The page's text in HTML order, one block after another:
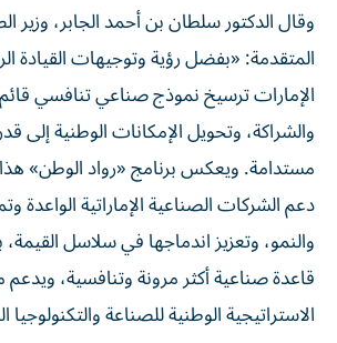
وقال الدكتور سلطان بن أحمد الجابر، وزير
المتقدمة: «بفضل رؤية وتوجيهات القيادة
الإمارات ترسيخ نموذج صناعي تنافسي
والشراكة، وتحويل الإمكانات الوطنية إلى
مستدامة. ويعكس برنامج «رواد الوطن»
دعم الشركات الصناعية الإماراتية الواعدة
والنمو، وتعزيز اندماجها في سلاسل
قاعدة صناعية أكثر مرونة وتنافسية،
الاستراتيجية الوطنية للصناعة والتكنولوجيا